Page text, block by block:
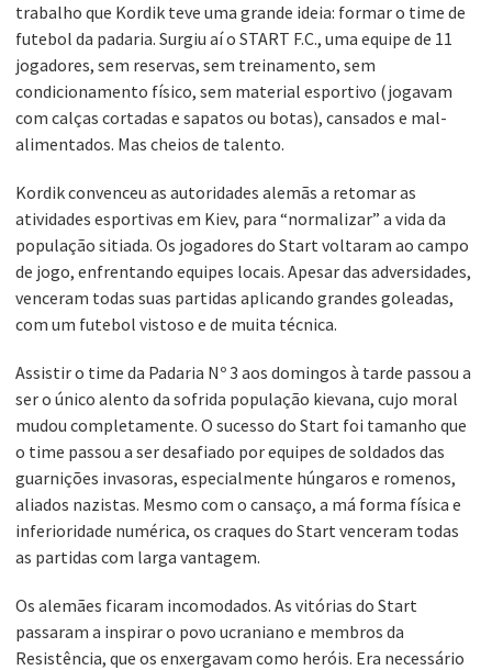
trabalho que Kordik teve uma grande ideia: formar o time de
futebol da padaria. Surgiu aí o START F.C., uma equipe de 11
jogadores, sem reservas, sem treinamento, sem
condicionamento físico, sem material esportivo (jogavam
com calças cortadas e sapatos ou botas), cansados e mal-
alimentados. Mas cheios de talento.
Kordik convenceu as autoridades alemãs a retomar as
atividades esportivas em Kiev, para “normalizar” a vida da
população sitiada. Os jogadores do Start voltaram ao campo
de jogo, enfrentando equipes locais. Apesar das adversidades,
venceram todas suas partidas aplicando grandes goleadas,
com um futebol vistoso e de muita técnica.
Assistir o time da Padaria Nº 3 aos domingos à tarde passou a
ser o único alento da sofrida população kievana, cujo moral
mudou completamente. O sucesso do Start foi tamanho que
o time passou a ser desafiado por equipes de soldados das
guarnições invasoras, especialmente húngaros e romenos,
aliados nazistas. Mesmo com o cansaço, a má forma física e
inferioridade numérica, os craques do Start venceram todas
as partidas com larga vantagem.
Os alemães ficaram incomodados. As vitórias do Start
passaram a inspirar o povo ucraniano e membros da
Resistência, que os enxergavam como heróis. Era necessário